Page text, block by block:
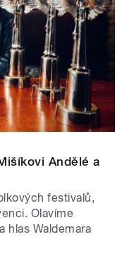
Andělé a
festivalů,
Olavíme
hlas Waldemara